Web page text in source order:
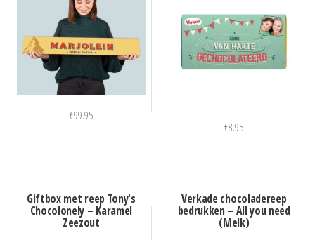
€99.95
€8.95
Giftbox met reep Tony's
Chocolonely – Karamel
Zeezout
Verkade chocoladereep
bedrukken – All you need
(Melk)